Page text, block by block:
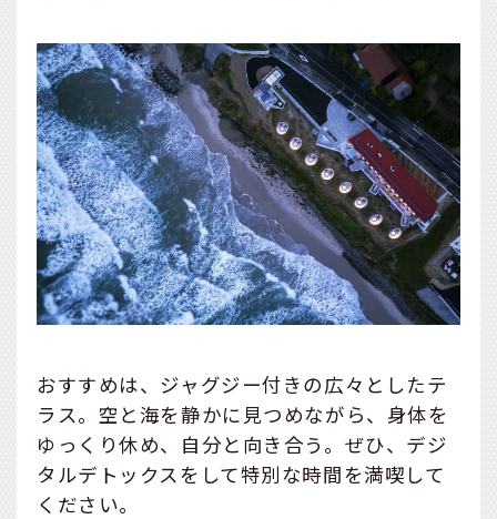
おすすめは、ジャグジー付きの広々としたテ
ラス。空と海を静かに見つめながら、身体を
ゆっくり休め、自分と向き合う。ぜひ、デジ
タルデトックスをして特別な時間を満喫して
ください。